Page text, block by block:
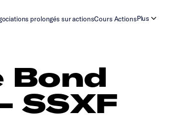
prolongés sur actionsCours ActionsPlus
Bond
SSXF